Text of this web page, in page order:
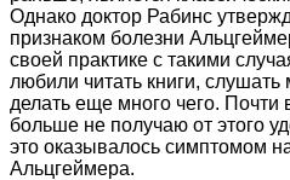
Однако доктор Рабинс
признаком болезни
своей практике с такими
любили читать книги, слушать
делать еще много чего. Почти
больше не получаю от этого
это оказывалось симптомом
Альцгеймера.